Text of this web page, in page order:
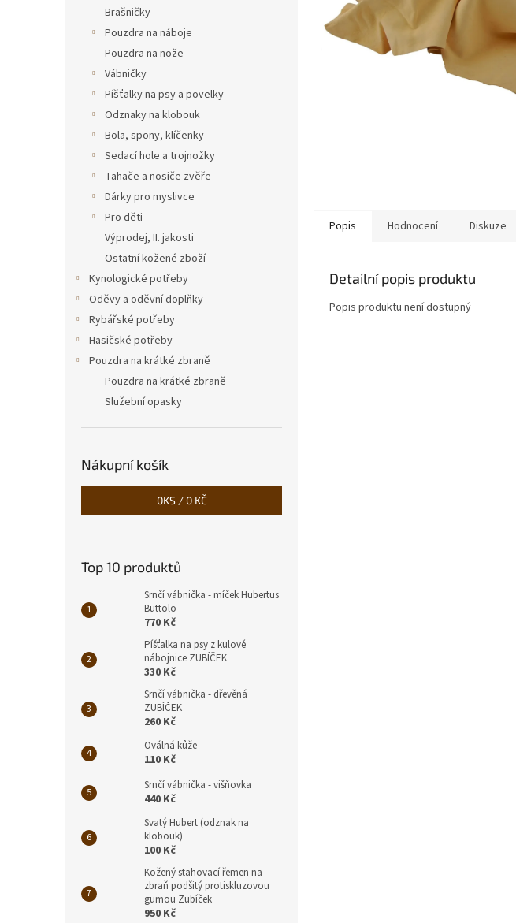
Brašničky
Pouzdra na náboje
Pouzdra na nože
Vábničky
Píšťalky na psy a povelky
Odznaky na klobouk
Bola, spony, klíčenky
Sedací hole a trojnožky
Tahače a nosiče zvěře
Dárky pro myslivce
Pro děti
Výprodej, II. jakosti
Ostatní kožené zboží
Kynologické potřeby
Oděvy a oděvní doplňky
Rybářské potřeby
Hasičské potřeby
Pouzdra na krátké zbraně
Pouzdra na krátké zbraně
Služební opasky
Nákupní košík
0KS / 0 KČ
Top 10 produktů
Srnčí vábnička - míček Hubertus
Buttolo
770 Kč
Píšťalka na psy z kulové
nábojnice ZUBÍČEK
330 Kč
Srnčí vábnička - dřevěná
ZUBÍČEK
260 Kč
Oválná kůže
110 Kč
Srnčí vábnička - višňovka
440 Kč
Svatý Hubert (odznak na
klobouk)
100 Kč
Kožený stahovací řemen na
zbraň podšitý protiskluzovou
gumou Zubíček
950 Kč
Popis Hodnocení Diskuze
Detailní popis produktu
Popis produktu není dostupný